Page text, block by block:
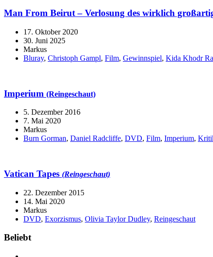
Man From Beirut – Verlosung des wirklich
17. Oktober 2020
30. Juni 2025
Markus
Bluray, Christoph Gampl, Film, Gewinnspiel, Kida Khodr
Imperium (Reingeschaut)
5. Dezember 2016
7. Mai 2020
Markus
Burn Gorman, Daniel Radcliffe, DVD, Film, Imperium,
Vatican Tapes (Reingeschaut)
22. Dezember 2015
14. Mai 2020
Markus
DVD, Exorzismus, Olivia Taylor Dudley, Reingeschaut
Widgets
Beliebt